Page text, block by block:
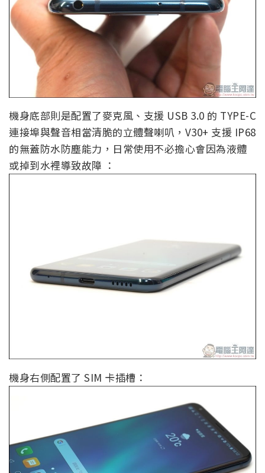
機身底部則是配置了麥克風、支援 USB 3.0 的 TYPE-C
連接埠與聲音相當清脆的立體聲喇叭，V30+ 支援 IP68
的無蓋防水防塵能力，日常使用不必擔心會因為液體
或掉到水裡導致故障 ：
機身右側配置了 SIM 卡插槽：